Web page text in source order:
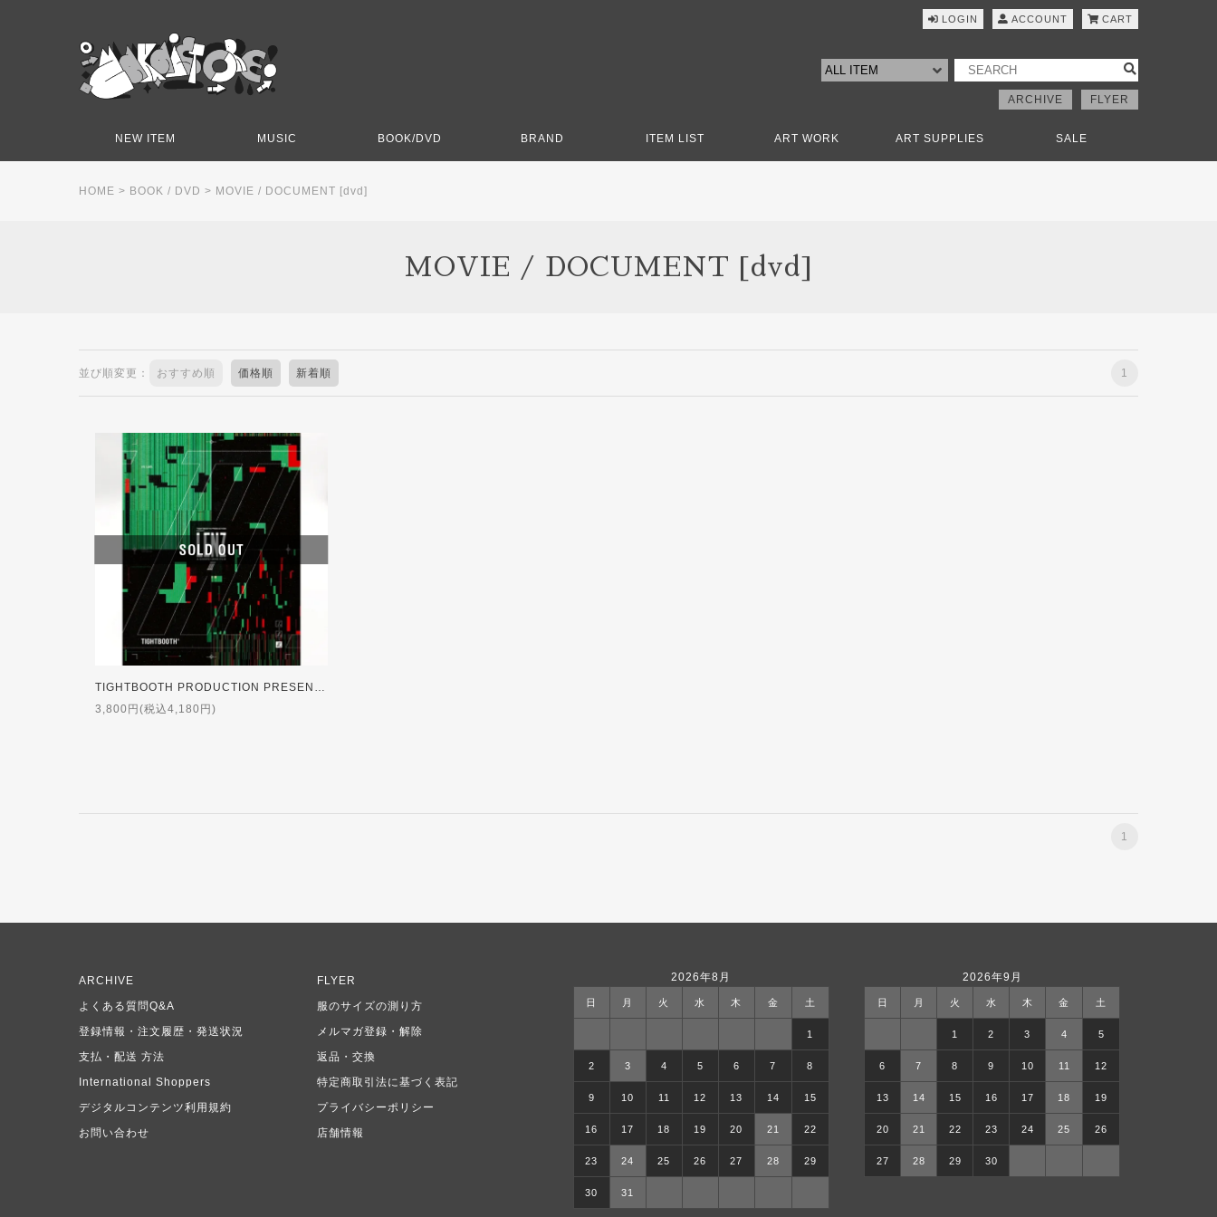
LOGIN ACCOUNT CART
ARCHIVE FLYER
NEW ITEM MUSIC BOOK/DVD BRAND ITEM LIST ART WORK ART SUPPLIES SALE
HOME > BOOK / DVD > MOVIE / DOCUMENT [dvd]
MOVIE / DOCUMENT [dvd]
並び順変更： おすすめ順 価格順 新着順 1
TIGHTBOOTH PRODUCTION PRESENTS A SHINPEI UENO FILM 'LENZ lll' [BLU-RAY]
3,800円(税込4,180円)
1
2026年8月
日 月 火 水 木 金 土
1
2 3 4 5 6 7 8
9 10 11 12 13 14 15
16 17 18 19 20 21 22
23 24 25 26 27 28 29
30 31
2026年9月
日 月 火 水 木 金 土
1 2 3 4 5
6 7 8 9 10 11 12
13 14 15 16 17 18 19
20 21 22 23 24 25 26
27 28 29 30
ARCHIVE
FLYER
よくある質問Q&A
服のサイズの測り方
登録情報・注文履歴・発送状況
メルマガ登録・解除
支払・配送 方法
返品・交換
International Shoppers
特定商取引法に基づく表記
デジタルコンテンツ利用規約
プライバシーポリシー
お問い合わせ
店舗情報